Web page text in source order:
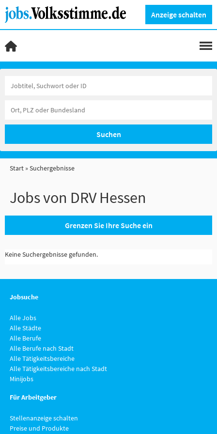
Anzeige schalten
Suchen
Start Suchergebnisse
Jobs von DRV Hessen
Grenzen Sie Ihre Suche ein
Keine Suchergebnisse gefunden.
Jobsuche
Alle Jobs
Alle Städte
Alle Berufe
Alle Berufe nach Stadt
Alle Tätigkeitsbereiche
Alle Tätigkeitsbereiche nach Stadt
Minijobs
Für Arbeitgeber
Stellenanzeige schalten
Preise und Produkte